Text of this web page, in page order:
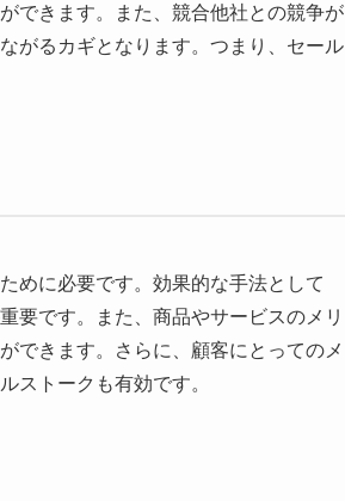
できます。また、競合他社との競争が
がるカギとなります。つまり、セール
めに必要です。効果的な手法として
要です。また、商品やサービスのメリ
できます。さらに、顧客にとってのメ
ストークも有効です。